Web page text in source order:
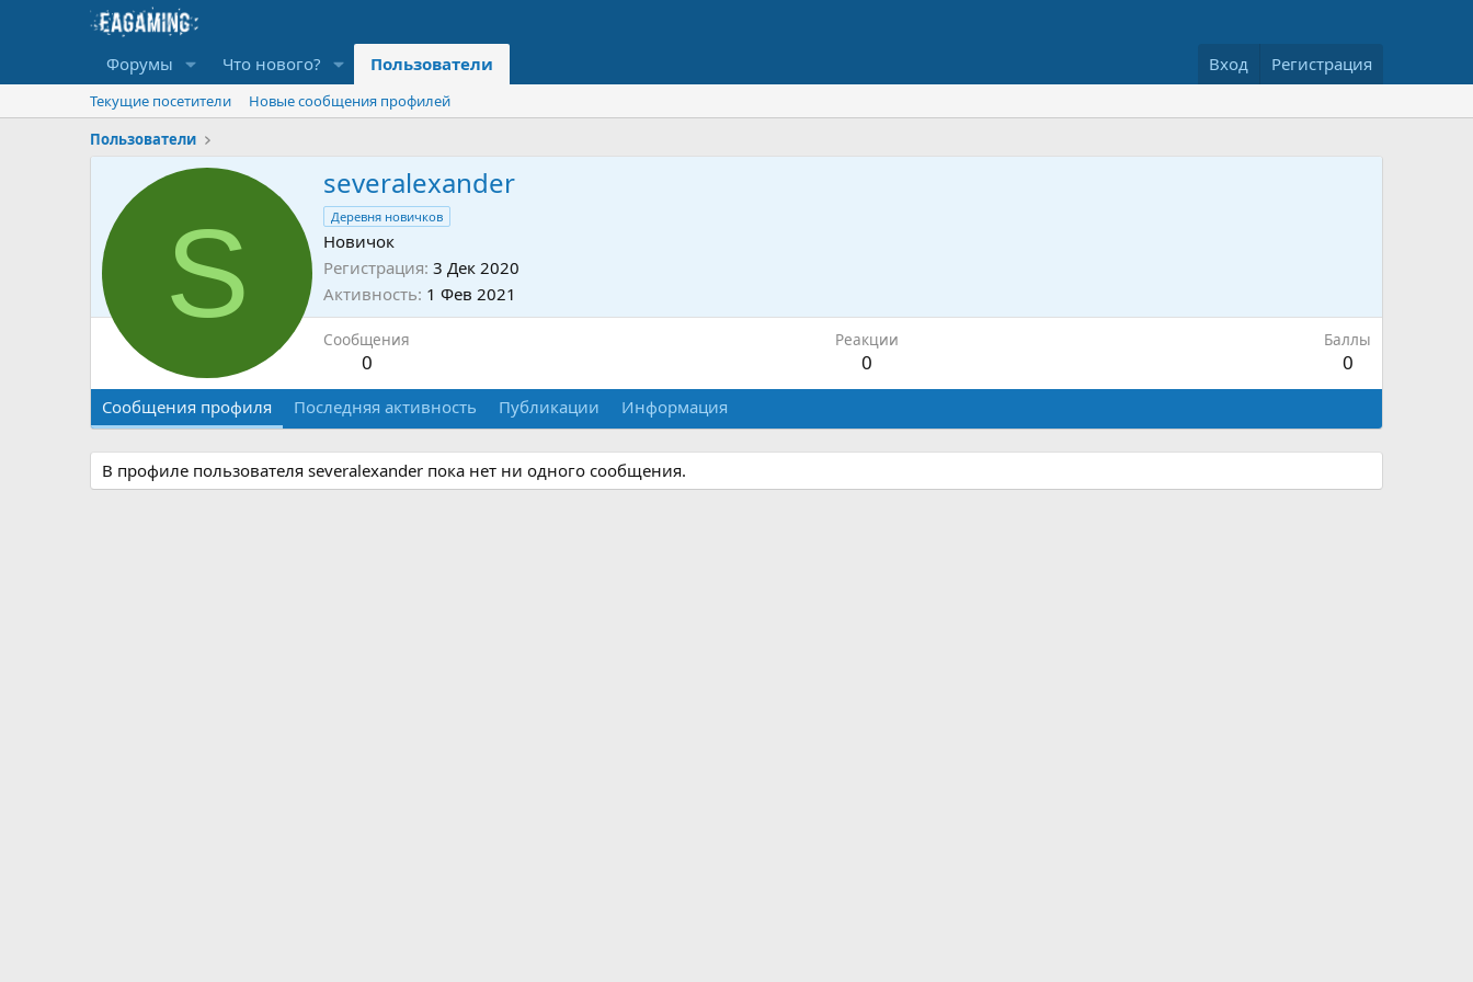
Форумы Что нового? Пользователи Вход Регистрация
Текущие посетители
Новые сообщения профилей
Пользователи
S
severalexander
Деревня новичков
Новичок
Регистрация 3 Дек 2020
Активность 1 Фев 2021
Сообщения
0
Реакции
0
Баллы
0
Сообщения профиля Последняя активность Публикации Информация
В профиле пользователя severalexander пока нет ни одного сообщения.